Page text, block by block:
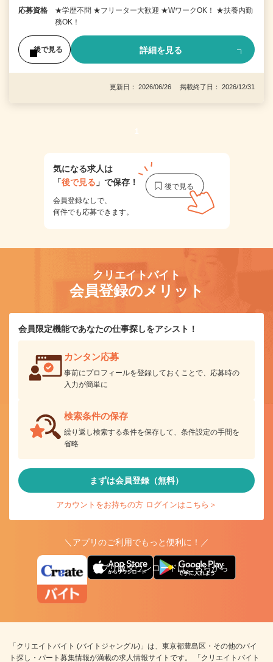
応募資格
★学歴不問 ★フリーター大歓迎 ★WワークOK！ ★扶養内勤
務OK！
後で見る 詳細を見る
更新日： 2026/06/26 掲載終了日： 2026/12/31
1
気になる求人は
「後で見る 」で保存！
会員登録なしで、
何件でも応募できます。
クリエイトバイト
会員登録のメリット
会員限定機能であなたの仕事探しをアシスト！
カンタン応募
事前にプロフィールを登録しておくことで、応募時の
入力が簡単に
検索条件の保存
繰り返し検索する条件を保存して、条件設定の手間を
省略
まずは会員登録（無料）
アカウントをお持ちの方 ログインはこちら＞
＼アプリのご利用でもっと便利に！／
アプリ版ダウンロードはこちらから
「クリエイトバイト (バイトジャングル)」は、東京都豊島区・その他のバイ
ト探し・パート募集情報が満載の求人情報サイトです。 「クリエイトバイト